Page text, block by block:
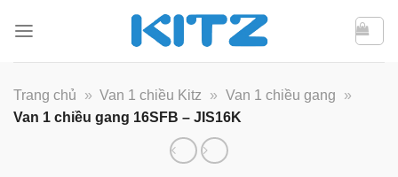
qua
Trang chủ
» Van 1 chiều Kitz » Van 1 chiều gang
»
Van 1 chiều gang 16SFB – JIS16K